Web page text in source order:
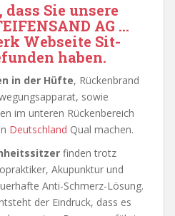
Sie unsere
AG …
Webseite Sit-
haben.
in der Hüfte, Rückenbrand
sowie
im unteren Rückenbereich
Deutschland Qual machen.
finden trotz
Akupunktur und
Anti-Schmerz-Lösung.
der Eindruck, dass es